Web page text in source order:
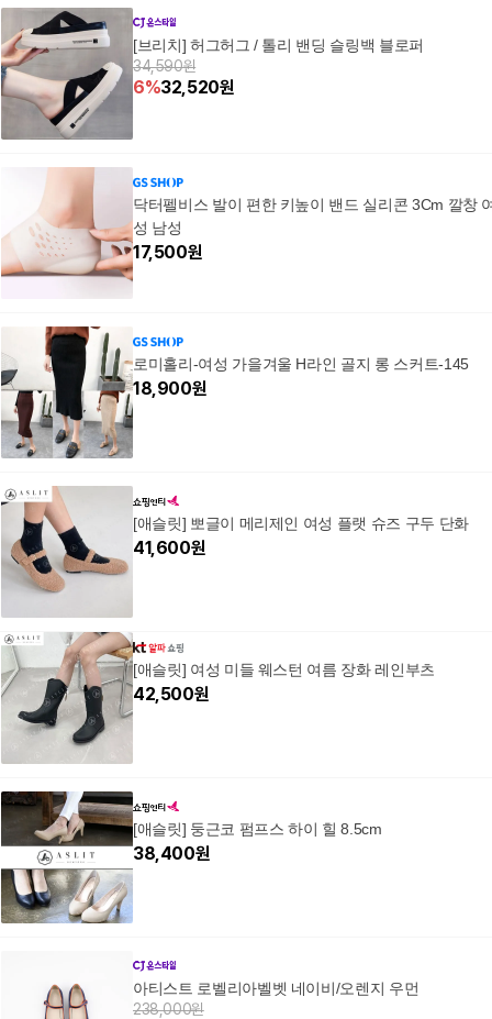
[브리치] 허그허그 / 톨리 밴딩 슬링백 블로퍼
34,590원
6%32,520원
닥터펠비스 발이 편한 키높이 밴드 실리콘 3Cm 깔창 여
성 남성
17,500원
로미홀리-여성 가을겨울 H라인 골지 롱 스커트-145
18,900원
[애슬릿] 뽀글이 메리제인 여성 플랫 슈즈 구두 단화
41,600원
[애슬릿] 여성 미들 웨스턴 여름 장화 레인부츠
42,500원
[애슬릿] 둥근코 펌프스 하이 힐 8.5cm
38,400원
아티스트 로벨리아벨벳 네이비/오렌지 우먼
238,000원